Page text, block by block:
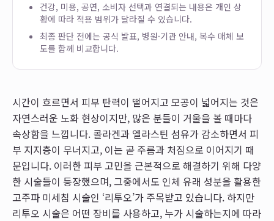
건강, 미용, 공연, 소비자 선택과 연결되는 내용은 개인 상
황에 따라 적용 범위가 달라질 수 있습니다.
최종 판단 전에는 공식 발표, 병원·기관 안내, 복수 매체 보
도를 함께 비교합니다.
시간이 흐르면서 피부 탄력이 떨어지고 모공이 넓어지는 것은
자연스러운 노화 현상이지만, 많은 분들이 거울을 볼 때마다
속상함을 느낍니다. 콜라겐과 엘라스틴 섬유가 감소하면서 피
부 지지층이 무너지고, 이는 곧 주름과 처짐으로 이어지기 때
문입니다. 이러한 피부 고민을 근본적으로 해결하기 위해 다양
한 시술들이 등장했으며, 그중에서도 인체 유래 성분을 활용한
고주파 미세침 시술인 ‘리투오’가 주목받고 있습니다. 하지만
리투오 시술은 어떤 장비를 사용하고, 누가 시술하는지에 따라